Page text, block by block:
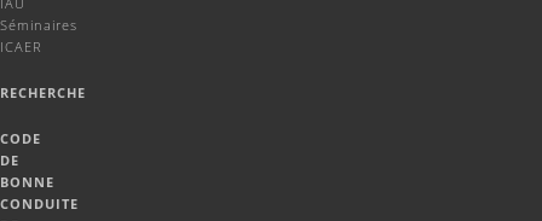
Séminaires
ICAER
RECHERCHE
CODE
DE
BONNE
CONDUITE